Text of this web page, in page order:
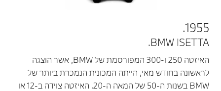
1955.
BMW ISETTA.
האיזטה 250 ו-300 המפורסמת של BMW, אשר הוצגה
לראשונה בחודש מאי, הייתה המכונית הנמכרת ביותר של
BMW בשנות ה-50 של המאה ה-20. האיזטה צוידה ב-12 או